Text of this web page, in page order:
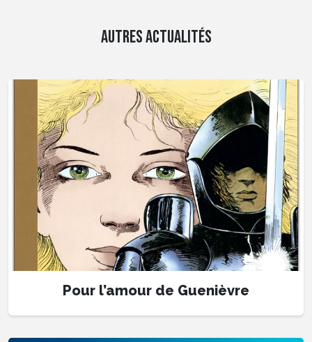
AUTRES ACTUALITÉS
Pour l’amour de Guenièvre